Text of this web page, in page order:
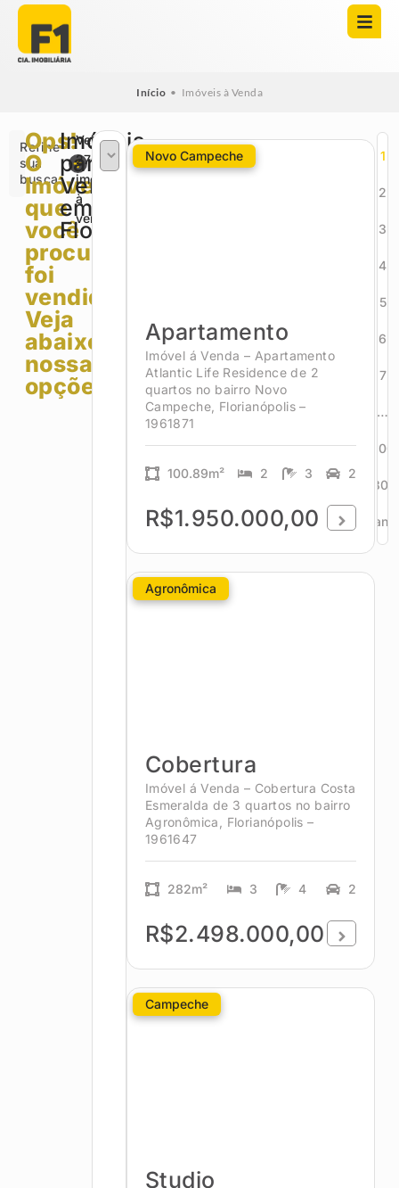
Início • Imóveis à Venda
Refine
sua
busca
Ops!
O
Imóvel
que
você
procurava
foi
vendido.
Veja
abaixo
nossas
opções!
Imóveis
para
Venda
em
Florianópolis
Veja
2707
imóveis
à
venda
Novo Campeche
Apartamento
Imóvel á Venda – Apartamento
Atlantic Life Residence de 2
quartos no bairro Novo
Campeche, Florianópolis –
1961871
100.89m² 2 3 2
R$1.950.000,00
Agronômica
Cobertura
Imóvel á Venda – Cobertura Costa
Esmeralda de 3 quartos no bairro
Agronômica, Florianópolis –
1961647
282m² 3 4 2
R$2.498.000,00
Campeche
Studio
1
2
3
4
5
6
7
…
300
301